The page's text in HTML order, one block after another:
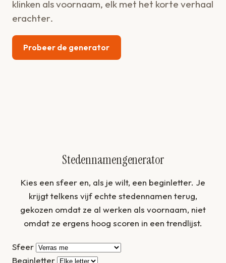
klinken als voornaam, elk met het korte verhaal
erachter.
Probeer de generator
Stedennamengenerator
Kies een sfeer en, als je wilt, een beginletter. Je
krijgt telkens vijf echte stedennamen terug,
gekozen omdat ze al werken als voornaam, niet
omdat ze ergens hoog scoren in een trendlijst.
Sfeer
Beginletter